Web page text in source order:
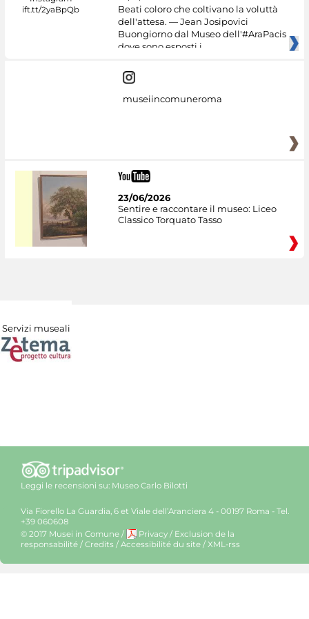
Beati coloro che coltivano la voluttà
dell'attesa. — Jean Josipovici
Buongiorno dal Museo dell'#AraPacis
dove sono esposti i
museiincomuneroma
23/06/2026
Sentire e raccontare il museo: Liceo
Classico Torquato Tasso
Servizi museali
Leggi le recensioni su: Museo Carlo Bilotti
Via Fiorello La Guardia, 6 et Viale dell’Aranciera 4 - 00197 Roma - Tel.
+39 060608
© 2017 Musei in Comune / Privacy / Exclusion de la
responsabilité / Credits / Accessibilité du site / XML-rss